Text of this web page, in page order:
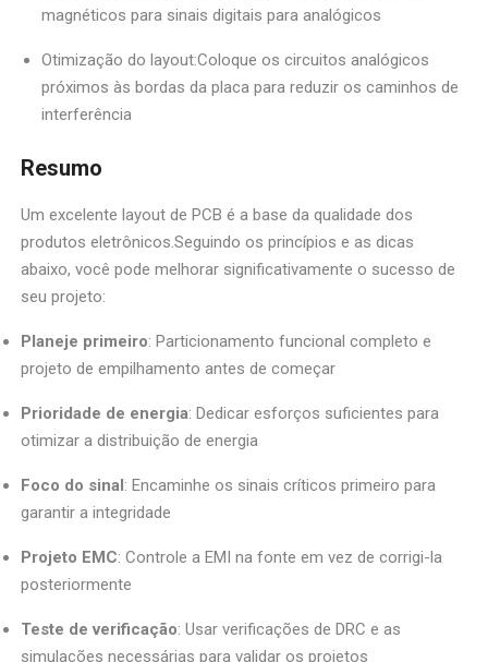
magnéticos para sinais digitais para analógicos
Otimização do layout:Coloque os circuitos analógicos
próximos às bordas da placa para reduzir os caminhos de
interferência
Resumo
Um excelente layout de PCB é a base da qualidade dos
produtos eletrônicos.Seguindo os princípios e as dicas
abaixo, você pode melhorar significativamente o sucesso de
seu projeto:
Planeje primeiro: Particionamento funcional completo e
projeto de empilhamento antes de começar
Prioridade de energia: Dedicar esforços suficientes para
otimizar a distribuição de energia
Foco do sinal : Encaminhe os sinais críticos primeiro para
garantir a integridade
Projeto EMC: Controle a EMI na fonte em vez de corrigi-la
posteriormente
Teste de verificação: Usar verificações de DRC e as
simulações necessárias para validar os projetos